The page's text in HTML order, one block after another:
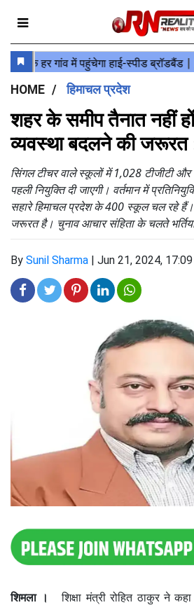
HOME हिमाचल प्रदेश
शहर के समीप तैनात नहीं
व्यवस्था बदलने की जरूरत
सिंगल टीचर वाले स्कूलों में 1,028 टीजीटी और
पहली नियुक्ति दी जाएगी। वर्तमान में
सहारे हिमाचल प्रदेश के 400 स्कूल चल रहे
जरूरत है। चुनाव आचार संहिता के चलते
By Sunil Sharma | Jun 21, 2024,
शिमला ।
शिक्षा मंत्री रोहित ठाकुर ने